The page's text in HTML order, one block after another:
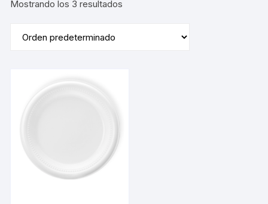
Mostrando los 3 resultados